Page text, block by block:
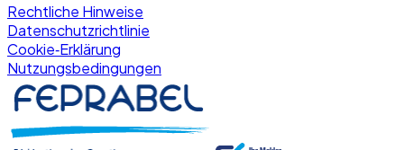
Rechtliche Hinweise
Datenschutzrichtlinie
Cookie‑Erklärung
Nutzungsbedingungen